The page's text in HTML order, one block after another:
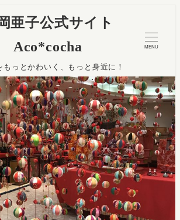
亜子公式サイト
Aco*cocha
もっとかわいく、もっと身近に！
MENU